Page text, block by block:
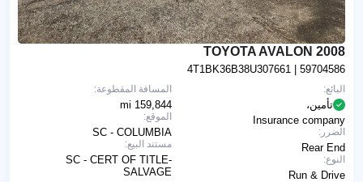
2008 TOYOTA AVALON
4T1BK36B38U307661 | 59704586
المسافة المقطوعة:
159,844 mi
الموقع:
SC - COLUMBIA
مستند البيع:
SC - CERT OF TITLE-
SALVAGE
البائع:
تأمين،
Insurance company
الضرر:
Rear End
النوع:
Run & Drive